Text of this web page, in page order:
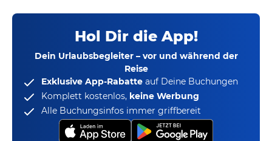
Hol Dir die App!
Dein Urlaubsbegleiter – vor und während der
Reise
Exklusive App-Rabatte auf Deine Buchungen
Komplett kostenlos, keine Werbung
Alle Buchungsinfos immer griffbereit